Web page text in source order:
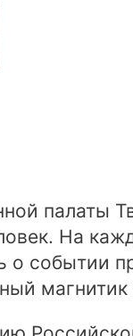
палаты
На
о событии